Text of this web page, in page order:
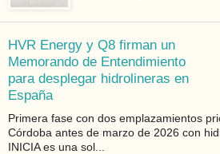
HVR Energy y Q8 firman un
Memorando de Entendimiento
para desplegar hidrolineras en
España
Primera fase con dos emplazamientos
Córdoba antes de marzo de 2026 con
INICIA es una sol...